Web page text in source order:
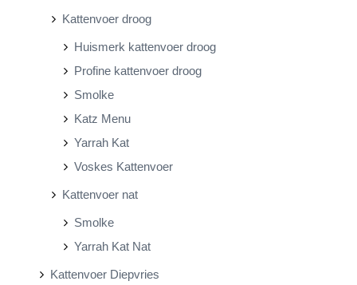
Kattenvoer droog
Huismerk kattenvoer droog
Profine kattenvoer droog
Smolke
Katz Menu
Yarrah Kat
Voskes Kattenvoer
Kattenvoer nat
Smolke
Yarrah Kat Nat
Kattenvoer Diepvries